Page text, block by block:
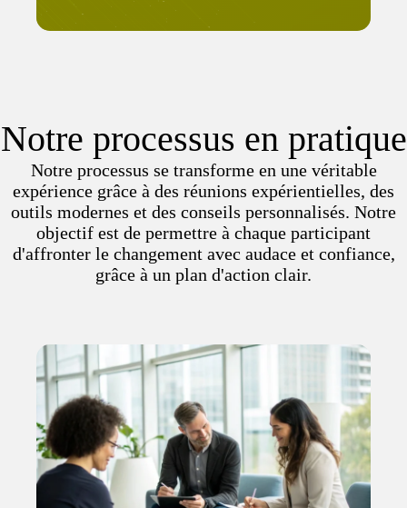
Notre processus en pratique
Notre processus se transforme en une véritable
expérience grâce à des réunions expérientielles, des
outils modernes et des conseils personnalisés. Notre
objectif est de permettre à chaque participant
d'affronter le changement avec audace et confiance,
grâce à un plan d'action clair.